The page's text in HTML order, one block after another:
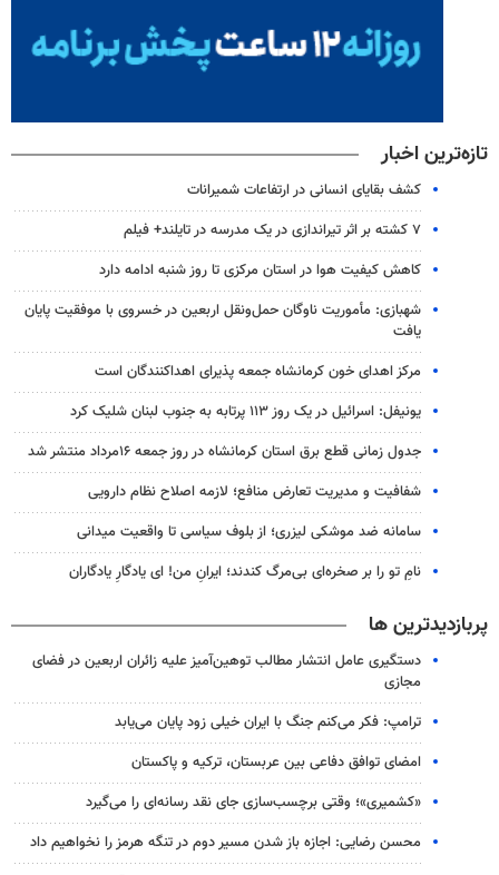
تازه‌ترین اخبار
کشف بقایای انسانی در ارتفاعات شمیرانات
۷ کشته بر اثر تیراندازی در یک مدرسه در تایلند+ فیلم
کاهش کیفیت هوا در استان مرکزی تا روز شنبه ادامه دارد
شهبازی: مأموریت ناوگان حمل‌ونقل اربعین در خسروی با موفقیت پایان
یافت
مرکز اهدای خون کرمانشاه جمعه پذیرای اهداکنندگان است
یونیفل: اسرائیل در یک روز ۱۱۳ پرتابه به جنوب لبنان شلیک کرد
جدول زمانی قطع برق استان کرمانشاه در روز جمعه ۱۶مرداد منتشر شد
شفافیت و مدیریت تعارض منافع؛ لازمه اصلاح نظام دارویی
سامانه ضد موشکی لیزری؛ از بلوف سیاسی تا واقعیت میدانی
نامِ تو را بر صخره‌ای بی‌مرگ کندند؛ ایرانِ من! ای یادگارِ یادگاران
پربازدیدترین ها
دستگیری عامل انتشار مطالب توهین‌آمیز علیه زائران اربعین در فضای
مجازی
ترامپ: فکر می‌کنم جنگ با ایران خیلی زود پایان می‌یابد
امضای توافق دفاعی بین عربستان، ترکیه و پاکستان
«کشمیری»؛ وقتی برچسب‌سازی جای نقد رسانه‌ای را می‌گیرد
محسن رضایی: اجازه باز شدن مسیر دوم در تنگه هرمز را نخواهیم داد